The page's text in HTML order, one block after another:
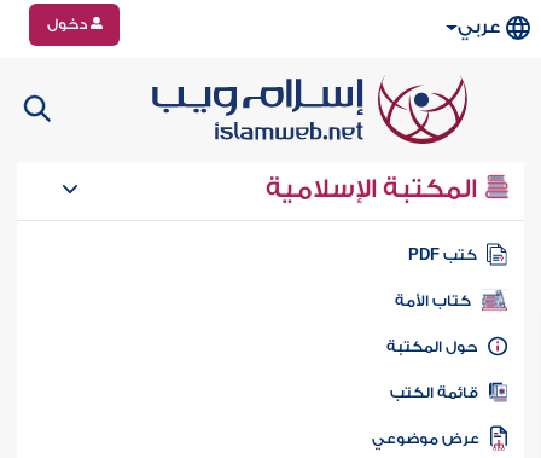
عربي دخول
المكتبة الإسلامية
كتب PDF
كتاب الأمة
المكتبة
الكتب